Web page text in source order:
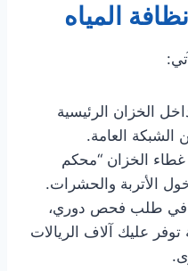
المياه
الخزان الرئيسية
العامة.
الخزان “محكم
في طلب فحص دوري،
توفر عليك آلاف الريالات